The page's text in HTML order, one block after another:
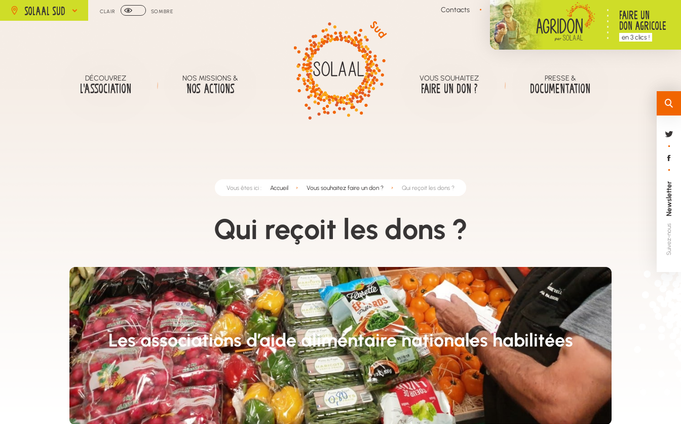
SOLAAL SUD CLAIR SOMBRE Contacts FAIRE UN
DON AGRICOLE
en 3 clics !
DÉCOUVREZ
L’ASSOCIATION
NOS MISSIONS &
NOS ACTIONS
VOUS SOUHAITEZ
FAIRE UN DON ?
PRESSE &
DOCUMENTATION
Suivez-nous
Newsletter
Vous êtes ici : Accueil Vous souhaitez faire un don ? Qui reçoit les dons ?
Qui reçoit les dons ?
Les associations d’aide alimentaire nationales habilitées